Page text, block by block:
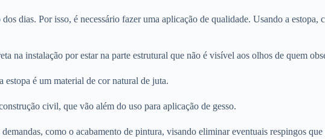
dias. Por isso, é necessário fazer uma aplicação de qualidade. Usando a estopa,
na instalação por estar na parte estrutural que não é visível aos olhos de quem
estopa é um material de cor natural de juta.
civil, que vão além do uso para aplicação de gesso.
como o acabamento de pintura, visando eliminar eventuais respingos